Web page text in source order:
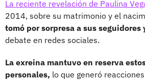
La reciente revelación de Paulina
2014, sobre su matrimonio y el
tomó por sorpresa a sus
debate en redes sociales.
La exreina mantuvo en reserva
personales, lo que generó